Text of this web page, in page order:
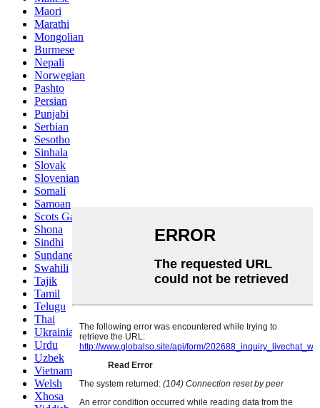
Maori
Marathi
Mongolian
Burmese
Nepali
Norwegian
Pashto
Persian
Punjabi
Serbian
Sesotho
Sinhala
Slovak
Slovenian
Somali
Samoan
Scots Gaelic
Shona
Sindhi
Sundanese
Swahili
Tajik
Tamil
Telugu
Thai
Ukrainian
Urdu
Uzbek
Vietnamese
Welsh
Xhosa